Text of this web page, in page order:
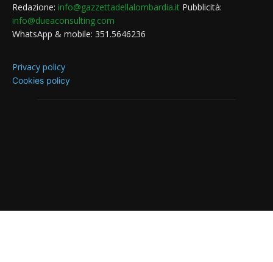
Redazione: info@gazzettadellalombardia.it Pubblicità:
info@dueaconsulting.com
WhatsApp & mobile: 351.5646236
Privacy policy
Cookies policy